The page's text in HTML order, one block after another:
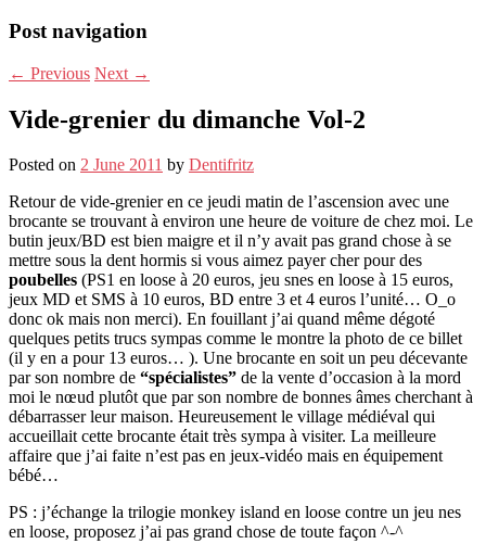
Post navigation
← Previous Next →
Vide-grenier du dimanche Vol-2
Posted on 2 June 2011 by Dentifritz
Retour de vide-grenier en ce jeudi matin de l’ascension avec une
brocante se trouvant à environ une heure de voiture de chez moi. Le
butin jeux/BD est bien maigre et il n’y avait pas grand chose à se
mettre sous la dent hormis si vous aimez payer cher pour des
poubelles (PS1 en loose à 20 euros, jeu snes en loose à 15 euros,
jeux MD et SMS à 10 euros, BD entre 3 et 4 euros l’unité… O_o
donc ok mais non merci). En fouillant j’ai quand même dégoté
quelques petits trucs sympas comme le montre la photo de ce billet
(il y en a pour 13 euros… ). Une brocante en soit un peu décevante
par son nombre de “spécialistes” de la vente d’occasion à la mord
moi le nœud plutôt que par son nombre de bonnes âmes cherchant à
débarrasser leur maison. Heureusement le village médiéval qui
accueillait cette brocante était très sympa à visiter. La meilleure
affaire que j’ai faite n’est pas en jeux-vidéo mais en équipement
bébé…
PS : j’échange la trilogie monkey island en loose contre un jeu nes
en loose, proposez j’ai pas grand chose de toute façon ^-^